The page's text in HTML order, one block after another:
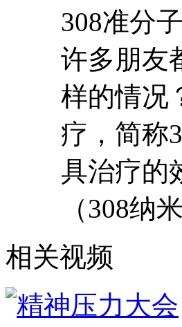
308准分
许多朋友
样的情况
疗，简称
具治疗的
（308纳
相关视频